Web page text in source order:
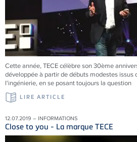
Cette année, TECE célèbre son 30ème
développée à partir de débuts modestes issus
l'ingénierie, en se posant toujours la question
LIRE ARTICLE
12.07.2019 – INFORMATIONS
Close to you - La marque TECE